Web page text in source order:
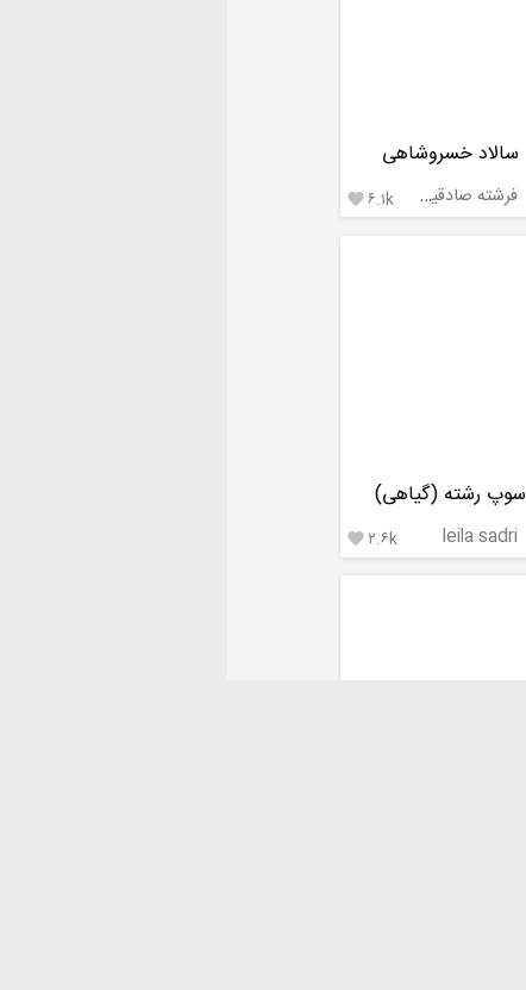
سالاد خسروشاهی
فرشته صادقیان ۶.۱k
سوپ رشته (گیاهی)
leila sadri ۲.۶k 